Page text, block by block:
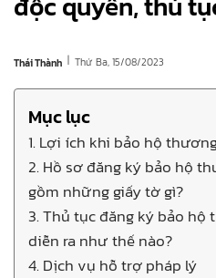
Thái Thành | Thứ Ba, 15/08/2023
Mục lục
1. Lợi ích khi bảo hộ
2. Hồ sơ đăng ký bảo hộ
gồm những giấy tờ gì?
3. Thủ tục đăng ký bảo
diễn ra như thế nào?
4. Dịch vụ hỗ trợ pháp lý